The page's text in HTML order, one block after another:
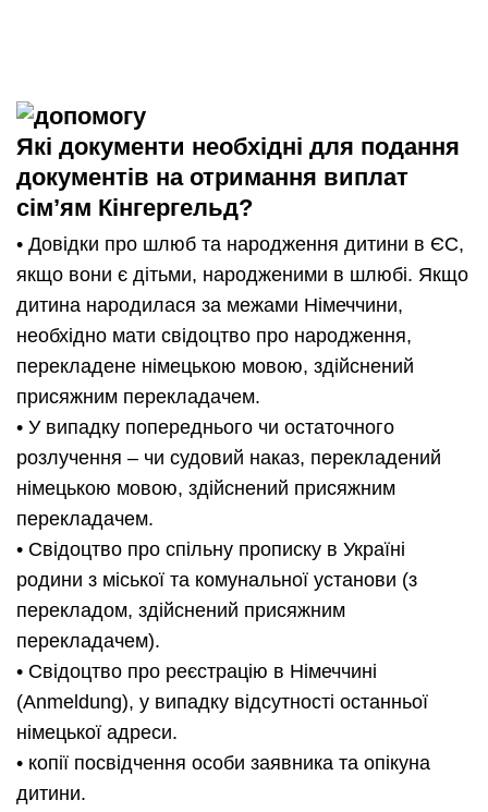
Які документи необхідні для подання
документів на отримання виплат
сім’ям Кінгергельд?
• Довідки про шлюб та народження дитини в ЄС,
якщо вони є дітьми, народженими в шлюбі. Якщо
дитина народилася за межами Німеччини,
необхідно мати свідоцтво про народження,
перекладене німецькою мовою, здійснений
присяжним перекладачем.
• У випадку попереднього чи остаточного
розлучення – чи судовий наказ, перекладений
німецькою мовою, здійснений присяжним
перекладачем.
• Свідоцтво про спільну прописку в Україні
родини з міської та комунальної установи (з
перекладом, здійснений присяжним
перекладачем).
• Свідоцтво про реєстрацію в Німеччині
(Anmeldung), у випадку відсутності останньої
німецької адреси.
• копії посвідчення особи заявника та опікуна
дитини.